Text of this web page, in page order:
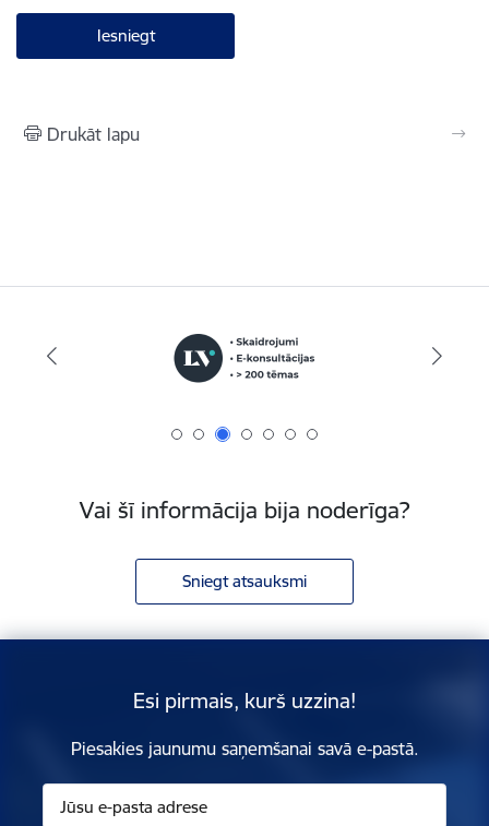
Drukāt lapu
Vai šī informācija bija noderīga?
Sniegt atsauksmi
Esi pirmais, kurš uzzina!
Piesakies jaunumu saņemšanai savā e-pastā.